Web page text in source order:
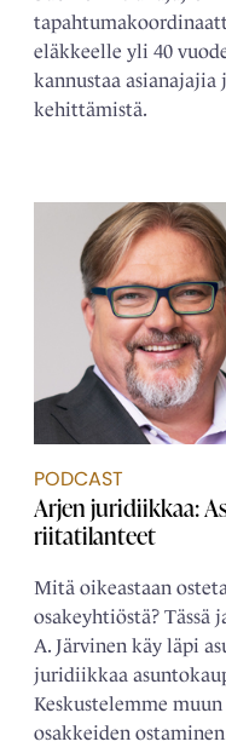
eläkkeelle yli 40
kannustaa
kehittämistä.
PODCAST
Arjen juridiikkaa:
riitatilanteet
Mitä oikeastaan
osakeyhtiöstä? Tässä
A. Järvinen käy läpi
juridiikkaa
Keskustelemme
osakkeiden